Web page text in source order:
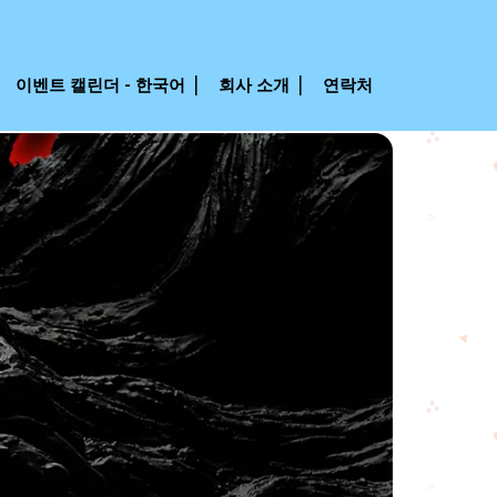
이벤트 캘린더 - 한국어 회사 소개 연락처